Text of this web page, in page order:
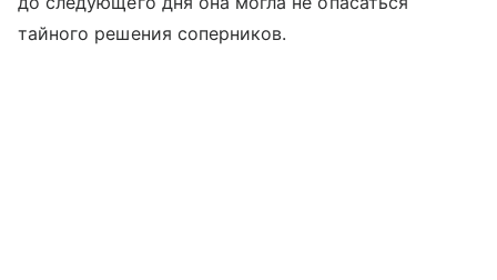
тайного решения соперников.